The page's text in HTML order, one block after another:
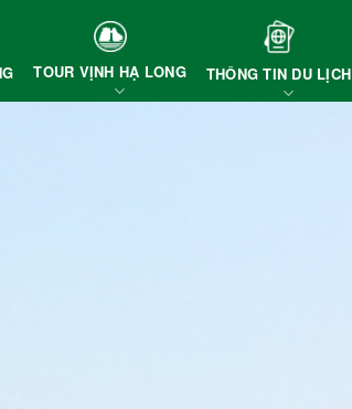
TOUR VỊNH HẠ LONG THÔNG TIN DU LỊCH